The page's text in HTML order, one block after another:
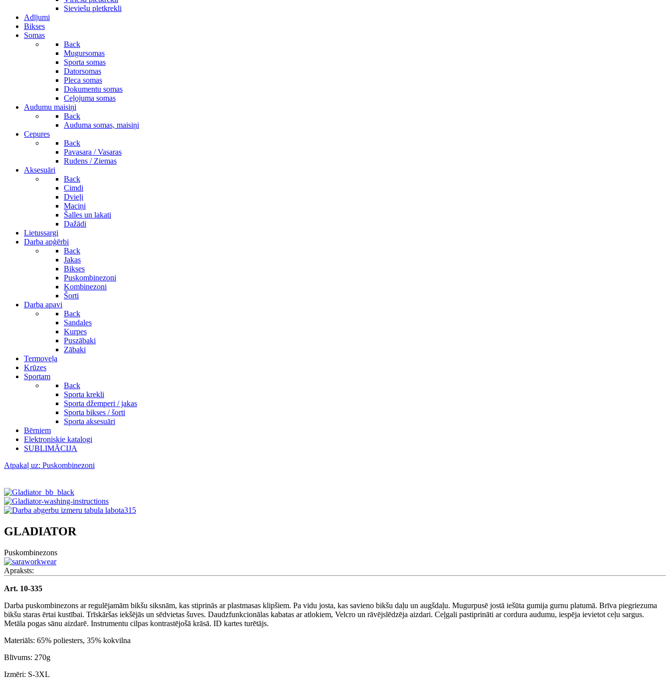
Sieviešu pletkrekli
Adījumi
Bikses
Somas
Back
Mugursomas
Sporta somas
Datorsomas
Pleca somas
Dokumentu somas
Ceļojuma somas
Audumu maisiņi
Back
Auduma somas, maisiņi
Cepures
Back
Pavasara / Vasaras
Rudens / Ziemas
Aksesuāri
Back
Cimdi
Dvieļi
Maciņi
Šalles un lakati
Dažādi
Lietussargi
Darba apģērbi
Back
Jakas
Bikses
Puskombinezoni
Kombinezoni
Šorti
Darba apavi
Back
Sandales
Kurpes
Puszābaki
Zābaki
Termoveļa
Krūzes
Sportam
Back
Sporta krekli
Sporta džemperi / jakas
Sporta bikses / šorti
Sporta aksesuāri
Bērniem
Elektroniskie katalogi
SUBLIMĀCIJA
Atpakaļ uz: Puskombinezoni
GLADIATOR
Puskombinezons
Apraksts:
Art. 10-335
Darba puskombinezons ar regulējamām bikšu siksnām, kas stiprinās ar plastmasas klipšiem. Pa vidu josta, kas savieno bikšu daļu un augšdaļu. Mugurpusē jostā iešūta gumija gurnu platumā. Brīva piegriezuma
bikšu staras ērtai kustībai. Trīskāršas iekšējās un sēdvietas šuves. Daudzfunkcionālas kabatas ar atlokiem, Velcro un rāvējslēdzēja aizdari. Ceļgali pastiprināti ar cordura audumu, iespēja ievietot ceļu sargus.
Metāla pogas sānu aizdarē. Instrumentu cilpas kontrastējošā krāsā. ID kartes turētājs.
Materiāls: 65% poliesters, 35% kokvilna
Blīvums: 270g
Izmēri: S-3XL